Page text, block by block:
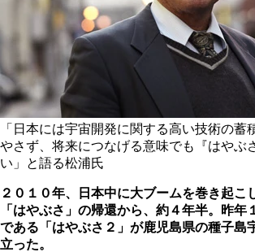
「日本には宇宙開発に関する高い技術の蓄
やさず、将来につなげる意味でも『はやぶ
い」と語る松浦氏
２０１０年、日本中に大ブームを巻き起こ
「はやぶさ」の帰還から、約４年半。昨年
である「はやぶさ２」が鹿児島県の種子島
立った。